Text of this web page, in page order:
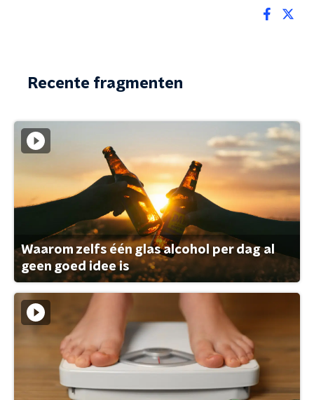
Recente fragmenten
Waarom zelfs één glas alcohol per dag al
geen goed idee is